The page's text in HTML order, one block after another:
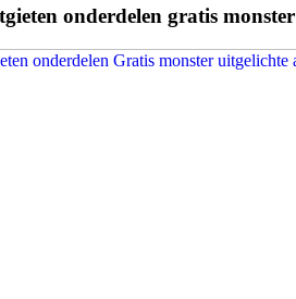
onderdelen gratis monster